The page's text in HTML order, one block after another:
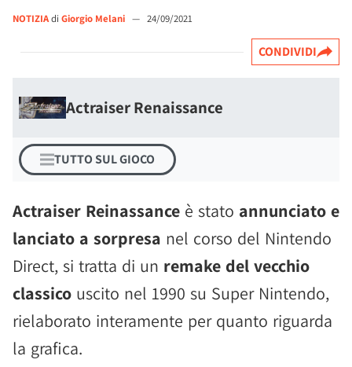
NOTIZIAdi Giorgio Melani — 24/09/2021
CONDIVIDI
Actraiser Renaissance
TUTTO SUL GIOCO
Actraiser Reinassance è stato annunciato e
lanciato a sorpresa nel corso del Nintendo
Direct, si tratta di un remake del vecchio
classico uscito nel 1990 su Super Nintendo,
rielaborato interamente per quanto riguarda
la grafica.